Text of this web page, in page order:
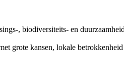
, biodiversiteits- en
grote kansen, lokale